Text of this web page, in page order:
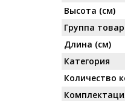
Высота (см)
Группа
Длина (см)
Категория
Количество